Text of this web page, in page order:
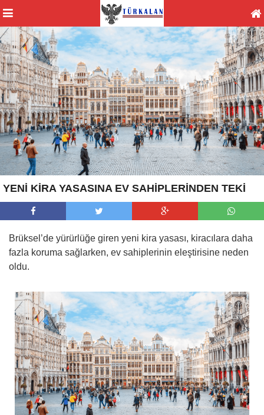
YENİ KİRA YASASINA EV SAHİPLERİNDEN TEKİ
Brüksel’de yürürlüğe giren yeni kira yasası, kiracılara daha
fazla koruma sağlarken, ev sahiplerinin eleştirisine neden
oldu.